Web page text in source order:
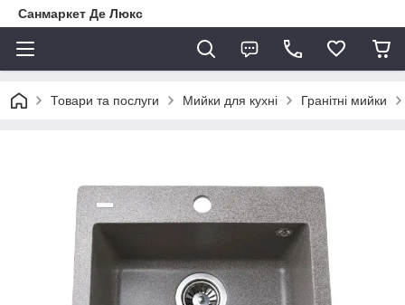
Санмаркет Де Люкс
Товари та послуги Мийки для кухні Гранітні мийки